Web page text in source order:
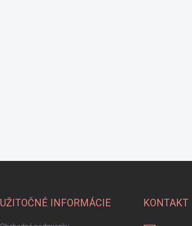
UŽITOČNÉ INFORMÁCIE KONTAKT